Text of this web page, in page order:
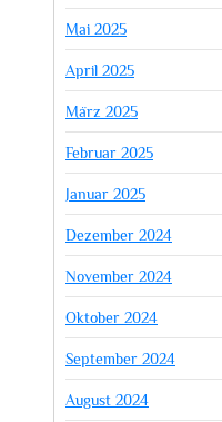
Mai 2025
April 2025
März 2025
Februar 2025
Januar 2025
Dezember 2024
November 2024
Oktober 2024
September 2024
August 2024